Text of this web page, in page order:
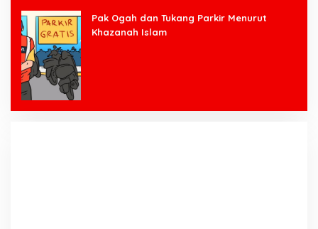
Pak Ogah dan Tukang Parkir Menurut
Khazanah Islam